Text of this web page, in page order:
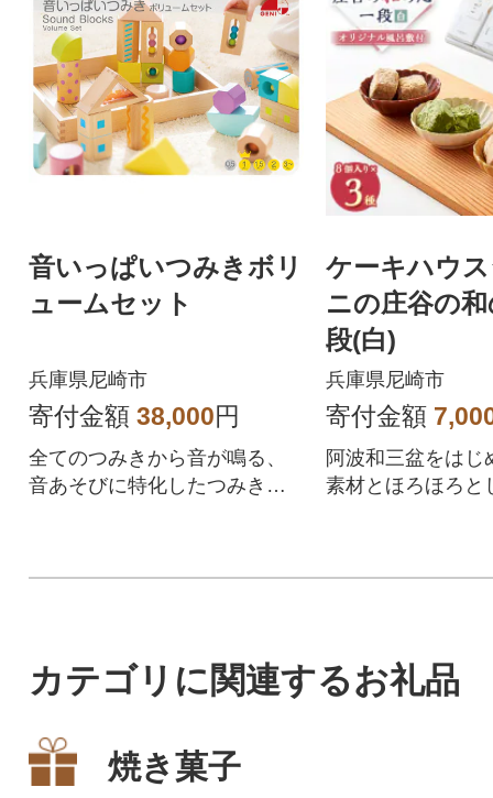
音いっぱいつみきボリ
ュームセット
兵庫県尼崎市
寄付金額 38,000円
全てのつみきから音が鳴る、
音あそびに特化したつみきセ
ケーキハウ
ニの庄谷の
段(白)
兵庫県尼崎市
寄付金額
阿波和三盆をはじ
素材とほろほろと
カテゴリに関連するお礼品
焼き菓子